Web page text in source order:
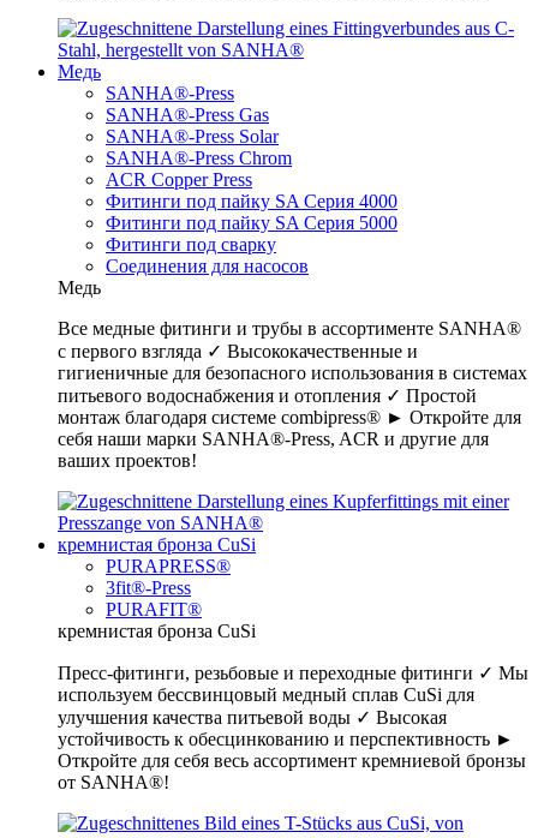
Медь
SANHA®-Press
SANHA®-Press Gas
SANHA®-Press Solar
SANHA®-Press Chrom
ACR Copper Press
Фитинги под пайку SA Серия 4000
Фитинги под пайку SA Серия 5000
Фитинги под сварку
Соединения для насосов
Медь
Все медные фитинги и трубы в ассортименте SANHA®
с первого взгляда ✓ Высококачественные и
гигиеничные для безопасного использования в системах
питьевого водоснабжения и отопления ✓ Простой
монтаж благодаря системе combipress® ► Откройте для
себя наши марки SANHA®-Press, ACR и другие для
ваших проектов!
кремнистая бронза CuSi
PURAPRESS®
3fit®-Press
PURAFIT®
кремнистая бронза CuSi
Пресс-фитинги, резьбовые и переходные фитинги ✓ Мы
используем бессвинцовый медный сплав CuSi для
улучшения качества питьевой воды ✓ Высокая
устойчивость к обесцинкованию и перспективность ►
Откройте для себя весь ассортимент кремниевой бронзы
от SANHA®!